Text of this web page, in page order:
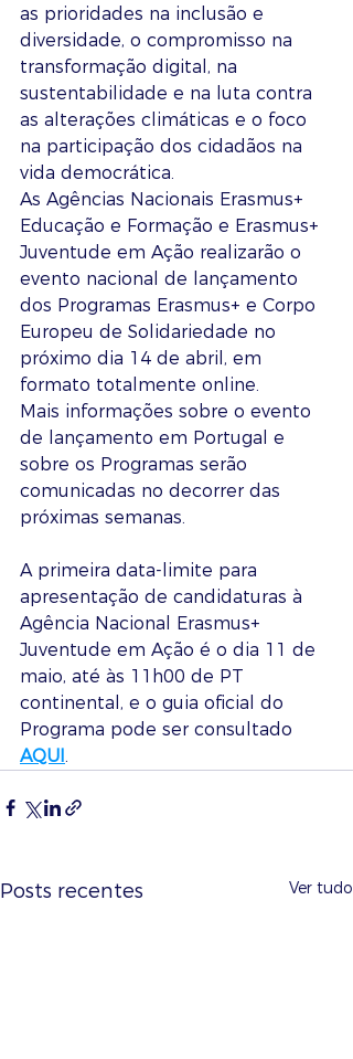
as prioridades na inclusão e
diversidade, o compromisso na
transformação digital, na
sustentabilidade e na luta contra
as alterações climáticas e o foco
na participação dos cidadãos na
vida democrática.
As Agências Nacionais Erasmus+
Educação e Formação e Erasmus+
Juventude em Ação realizarão o
evento nacional de lançamento
dos Programas Erasmus+ e Corpo
Europeu de Solidariedade no
próximo dia 14 de abril, em
formato totalmente online.
Mais informações sobre o evento
de lançamento em Portugal e
sobre os Programas serão
comunicadas no decorrer das
próximas semanas.
A primeira data-limite para
apresentação de candidaturas à
Agência Nacional Erasmus+
Juventude em Ação é o dia 11 de
maio, até às 11h00 de PT
continental, e o guia oficial do
Programa pode ser consultado
AQUI .
Posts recentes Ver tudo